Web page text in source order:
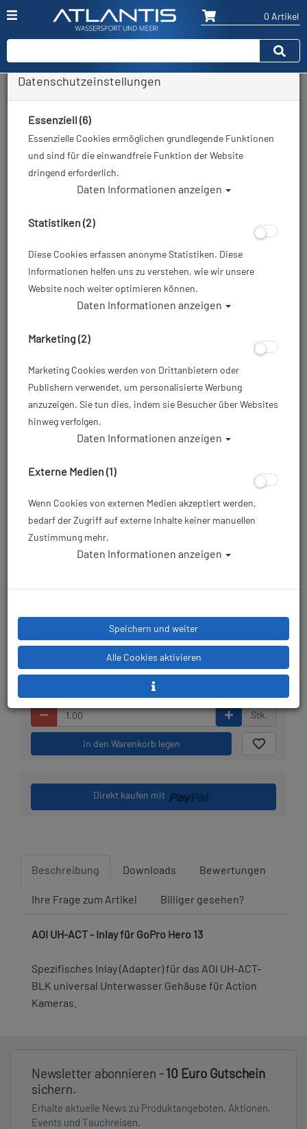
0 Artikel
Zurück
Artikelnr.: aoi-ACTADHA6
29,90 €*
Lieferbar in 1-3
Prämienpunkte: 30
Stk.
in den Warenkorb legen
Direkt kaufen mit
Beschreibung Downloads Bewertungen
Ihre Frage zum Artikel Billiger gesehen?
AOI UH-ACT - Inlay für GoPro Hero 13
Spezifisches Inlay (Adapter) für das AOI UH-ACT-
BLK universal Unterwasser Gehäuse für Action
Kameras.
Newsletter abonnieren -10 Euro Gutschein
sichern.
Erhalte aktuelle News zu Produktangeboten, Aktionen,
Events und Tauchreisen.
Datenschutzeinstellungen
Essenziell (6)
Essenzielle Cookies ermöglichen grundlegende Funktionen
und sind für die einwandfreie Funktion der Website
dringend erforderlich.
Daten Informationen anzeigen
Statistiken (2)
Diese Cookies erfassen anonyme Statistiken. Diese
Informationen helfen uns zu verstehen, wie wir unsere
Website noch weiter optimieren können.
Daten Informationen anzeigen
Marketing (2)
Marketing Cookies werden von Drittanbietern oder
Publishern verwendet, um personalisierte Werbung
anzuzeigen. Sie tun dies, indem sie Besucher über Websites
hinweg verfolgen.
Daten Informationen anzeigen
Externe Medien (1)
Wenn Cookies von externen Medien akzeptiert werden,
bedarf der Zugriff auf externe Inhalte keiner manuellen
Zustimmung mehr.
Daten Informationen anzeigen
Speichern und weiter
Alle Cookies aktivieren